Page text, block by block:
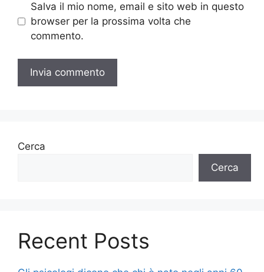
Salva il mio nome, email e sito web in questo
browser per la prossima volta che
commento.
Cerca
Cerca
Recent Posts